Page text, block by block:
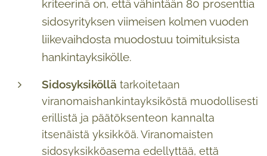
kriteerinä on, että vähintään 80 prosenttia
sidosyrityksen viimeisen kolmen vuoden
liikevaihdosta muodostuu toimituksista
hankintayksikölle.
Sidosyksiköllä tarkoitetaan
viranomaishankintayksiköstä muodollisesti
erillistä ja päätöksenteon kannalta
itsenäistä yksikköä. Viranomaisten
sidosyksikköasema edellyttää, että